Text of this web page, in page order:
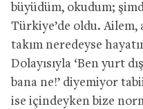
büyüdüm, okudum;
Türkiye’de oldu.
takım neredeyse
Dolayısıyla ‘Ben yurt
bana ne!’ diyemiyor
ise içindeyken bize